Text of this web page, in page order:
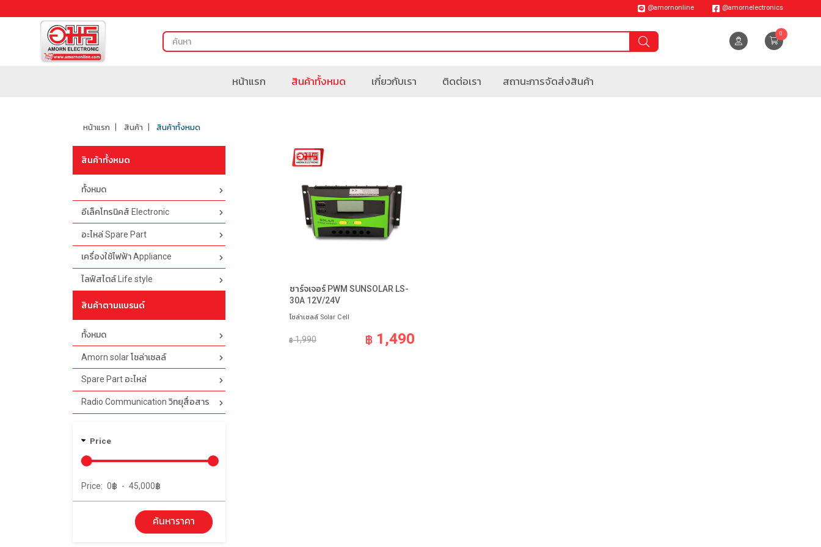
0
@amornonline @amornelectronics
หน้าแรก สินค้าทั้งหมด เกี่ยวกับเรา ติดต่อเรา สถานะการจัดส่งสินค้า
หน้าแรก สินค้า สินค้าทั้งหมด
สินค้าทั้งหมด
ทั้งหมด
อีเล็คโทรนิคส์ Electronic
อะไหล่ Spare Part
เครื่องใช้ไฟฟ้า Appliance
ไลฟ์สไตล์ Life style
สินค้าตามแบรนด์
ทั้งหมด
Amorn solar โซล่าเซลล์
Spare Part อะไหล่
Radio Communication วิทยุสื่อสาร
Price
Price: 0฿ - 45,000฿
ค้นหาราคา
ชาร์จเจอร์ PWM SUNSOLAR LS-
30A 12V/24V
โซล่าเซลล์ Solar Cell
฿1,990 ฿ 1,490